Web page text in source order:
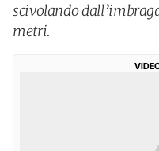
scivolando
metri.